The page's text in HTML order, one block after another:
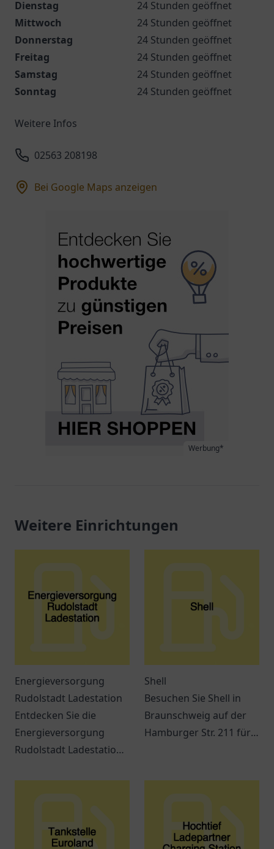
Dienstag
24 Stunden geöffnet
Mittwoch
24 Stunden geöffnet
Donnerstag
24 Stunden geöffnet
Freitag
24 Stunden geöffnet
Samstag
24 Stunden geöffnet
Sonntag
24 Stunden geöffnet
Weitere Infos
02563 208198
Bei Google Maps anzeigen
Werbung*
Weitere Einrichtungen
Energieversorgung
Rudolstadt Ladestation
Entdecken Sie die
Energieversorgung
Rudolstadt Ladestation
über Elektromobilität in
Shell
Besuchen Sie Shell in
Braunschweig auf der
Hamburger Str. 211 für
Dienstleistungen